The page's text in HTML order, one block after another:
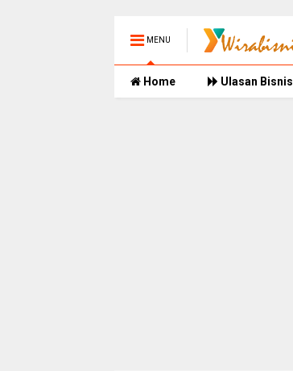
MENU
Home Ulasan Bisnis